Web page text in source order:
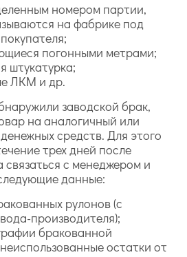
номером партии,
на фабрике под
погонными метрами;
штукатурка;
ЛКМ и др.
заводской брак,
на аналогичный или
средств. Для этого
трех дней после
с менеджером и
данные:
рулонов (с
производителя);
бракованной
остатки от